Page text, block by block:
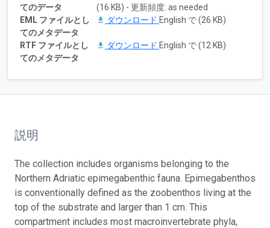
てのデータ
(16 KB) - 更新頻度: as needed
EML ファイルとし
てのメタデータ
ダウンロード English で (26 KB)
RTF ファイルとし
てのメタデータ
ダウンロード English で (12 KB)
説明
The collection includes organisms belonging to the
Northern Adriatic epimegabenthic fauna. Epimegabenthos
is conventionally defined as the zoobenthos living at the
top of the substrate and larger than 1 cm. This
compartment includes most macroinvertebrate phyla,